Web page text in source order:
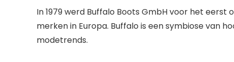
In 1979 werd Buffalo Boots GmbH voor het
merken in Europa. Buffalo is een symbiose van
modetrends.